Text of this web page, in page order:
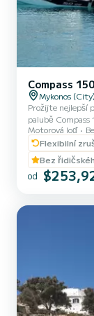
Compass
Mykonos (City)
Prožijte nejlepší
palubě Compass
malé lodě bez
dobrodružství
na jižním pobřeží
Compass 150
lokality ve vašem
Motorová loď
Flexibilní
Bez
od